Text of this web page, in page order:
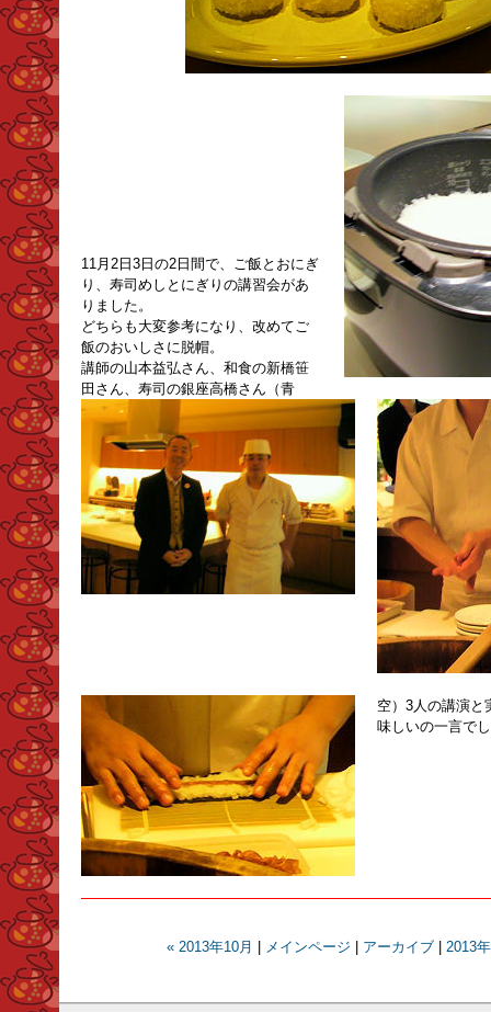
11月2日3日の2日間で、ご飯とおにぎ
り、寿司めしとにぎりの講習会があ
りました。
どちらも大変参考になり、改めてご
飯のおいしさに脱帽。
講師の山本益弘さん、和食の新橋笹
田さん、寿司の銀座高橋さん（青
空）3人の講演と
味しいの一言で
« 2013年10月 メインページ アーカイブ| 2013